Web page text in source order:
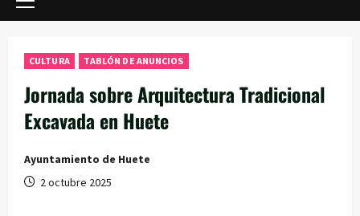
Menú
CULTURA TABLÓN DE ANUNCIOS
Jornada sobre Arquitectura Tradicional
Excavada en Huete
Ayuntamiento de Huete
2 octubre 2025